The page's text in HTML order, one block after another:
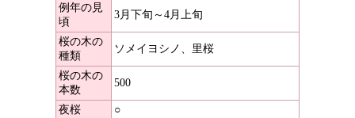
例年の見
頃
3月下旬～4月上旬
桜の木の
種類
ソメイヨシノ、里桜
桜の木の
本数
500
夜桜 ○